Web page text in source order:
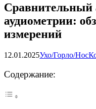
Сравнительный
аудиометрии:
измерений
12.01.2025Ухо/Горло/Нос
Содержание: